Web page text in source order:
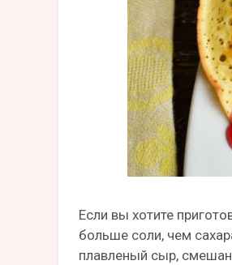
Если вы хотите
больше соли, чем
плавленый сыр,